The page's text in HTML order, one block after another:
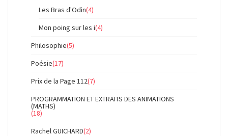
Les Bras d'Odin(4)
Mon poing sur les i(4)
Philosophie(5)
Poésie(17)
Prix de la Page 112(7)
PROGRAMMATION ET EXTRAITS DES ANIMATIONS
(MATHS)
(18)
Rachel GUICHARD(2)